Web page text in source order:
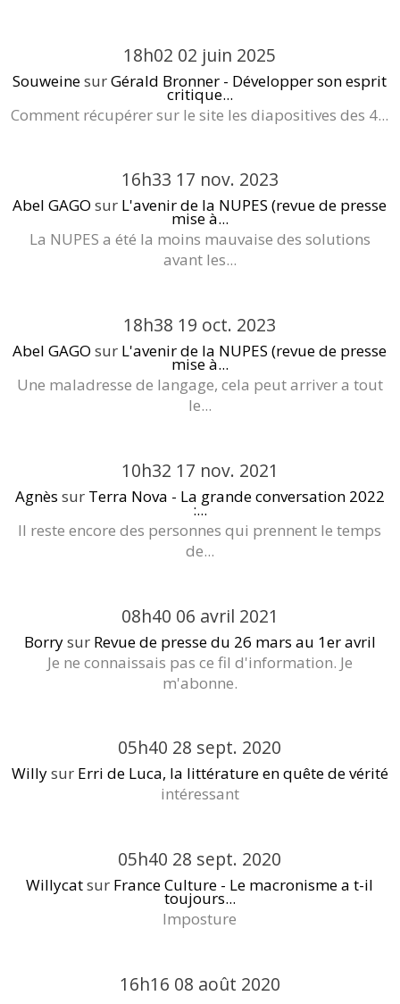
18h02 02 juin 2025
SouweinesurGérald Bronner - Développer son esprit
critique...
Comment récupérer sur le site les diapositives des 4...
16h33 17 nov. 2023
Abel GAGO sur L'avenir de la NUPES (revue de presse
mise à...
La NUPES a été la moins mauvaise des solutions
avant les...
18h38 19 oct. 2023
Abel GAGO sur L'avenir de la NUPES (revue de presse
mise à...
Une maladresse de langage, cela peut arriver a tout
le...
10h32 17 nov. 2021
Agnès sur Terra Nova - La grande conversation 2022
:...
Il reste encore des personnes qui prennent le temps
de...
08h40 06 avril 2021
Borrysur Revue de presse du 26 mars au 1er avril
Je ne connaissais pas ce fil d'information. Je
m'abonne.
05h40 28 sept. 2020
Willysur Erri de Luca, la littérature en quête de vérité
intéressant
05h40 28 sept. 2020
Willycatsur France Culture - Le macronisme a t-il
toujours...
Imposture
16h16 08 août 2020